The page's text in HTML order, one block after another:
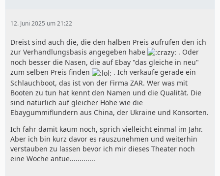
12. Juni 2025 um 21:22
Dreist sind auch die, die den halben Preis aufrufen den ich
zur Verhandlungsbasis angegeben habe
. Oder
noch besser die Nasen, die auf Ebay "das gleiche in neu"
zum selben Preis finden
. Ich verkaufe gerade ein
Schlauchboot, das ist von der Firma ZAR. Wer was mit
Booten zu tun hat kennt den Namen und die Qualität. Die
sind natürlich auf gleicher Höhe wie die
Ebaygummiflundern aus China, der Ukraine und Konsorten.
Ich fahr damit kaum noch, sprich vielleicht einmal im Jahr.
Aber ich bin kurz davor es rauszunehmen und weiterhin
verstauben zu lassen bevor ich mir dieses Theater noch
eine Woche antue.............